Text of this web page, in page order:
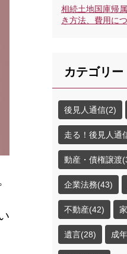
相続土地国庫帰
き方法、費用に
カテゴリー
後見人通信(2)
走る！後見人通
動産・債権譲渡
企業法務(43)
不動産(42)
遺言(28) 成